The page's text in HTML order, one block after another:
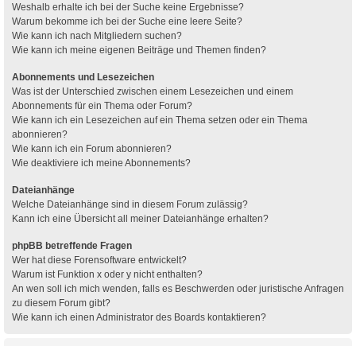
Weshalb erhalte ich bei der Suche keine Ergebnisse?
Warum bekomme ich bei der Suche eine leere Seite?
Wie kann ich nach Mitgliedern suchen?
Wie kann ich meine eigenen Beiträge und Themen finden?
Abonnements und Lesezeichen
Was ist der Unterschied zwischen einem Lesezeichen und einem
Abonnements für ein Thema oder Forum?
Wie kann ich ein Lesezeichen auf ein Thema setzen oder ein Thema
abonnieren?
Wie kann ich ein Forum abonnieren?
Wie deaktiviere ich meine Abonnements?
Dateianhänge
Welche Dateianhänge sind in diesem Forum zulässig?
Kann ich eine Übersicht all meiner Dateianhänge erhalten?
phpBB betreffende Fragen
Wer hat diese Forensoftware entwickelt?
Warum ist Funktion x oder y nicht enthalten?
An wen soll ich mich wenden, falls es Beschwerden oder juristische Anfragen
zu diesem Forum gibt?
Wie kann ich einen Administrator des Boards kontaktieren?